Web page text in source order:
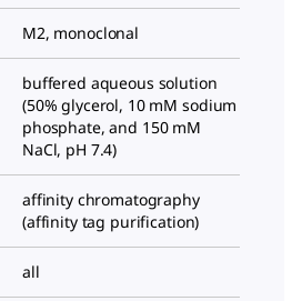
M2, monoclonal
buffered aqueous solution
(50% glycerol, 10 mM sodium
phosphate, and 150 mM
NaCl, pH 7.4)
affinity chromatography
(affinity tag purification)
all